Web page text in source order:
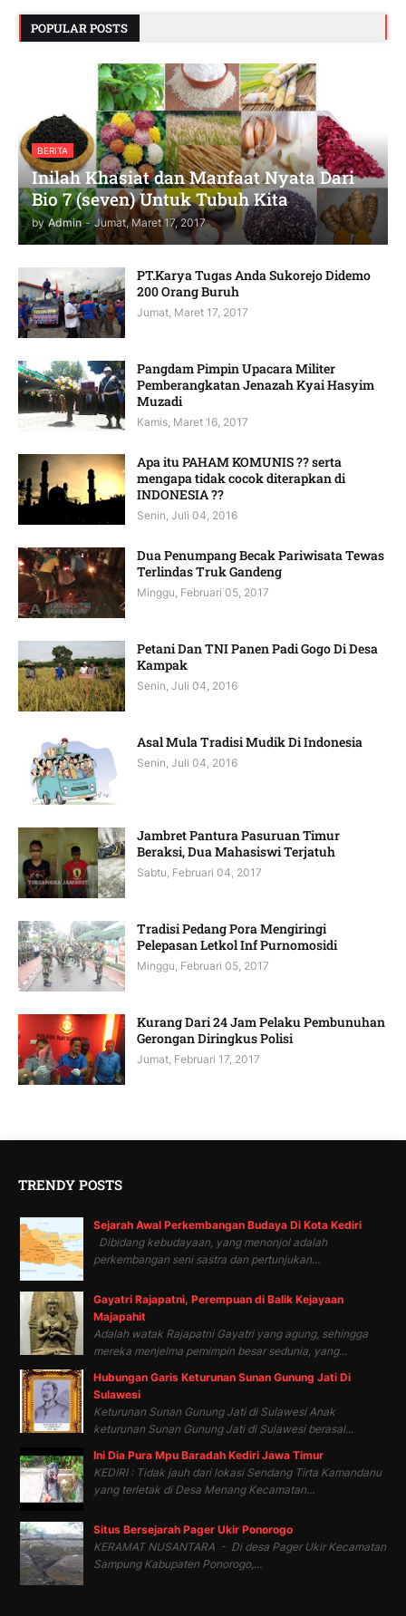
POPULAR POSTS
BERITA
Inilah Khasiat dan Manfaat Nyata Dari
Bio 7 (seven) Untuk Tubuh Kita
by Admin - Jumat, Maret 17, 2017
PT.Karya Tugas Anda Sukorejo Didemo
200 Orang Buruh
Jumat, Maret 17, 2017
Pangdam Pimpin Upacara Militer
Pemberangkatan Jenazah Kyai Hasyim
Muzadi
Kamis, Maret 16, 2017
Apa itu PAHAM KOMUNIS ?? serta
mengapa tidak cocok diterapkan di
INDONESIA ??
Senin, Juli 04, 2016
Dua Penumpang Becak Pariwisata Tewas
Terlindas Truk Gandeng
Minggu, Februari 05, 2017
Petani Dan TNI Panen Padi Gogo Di Desa
Kampak
Senin, Juli 04, 2016
Asal Mula Tradisi Mudik Di Indonesia
Senin, Juli 04, 2016
Jambret Pantura Pasuruan Timur
Beraksi, Dua Mahasiswi Terjatuh
Sabtu, Februari 04, 2017
Tradisi Pedang Pora Mengiringi
Pelepasan Letkol Inf Purnomosidi
Minggu, Februari 05, 2017
Kurang Dari 24 Jam Pelaku Pembunuhan
Gerongan Diringkus Polisi
Jumat, Februari 17, 2017
TRENDY POSTS
Sejarah Awal Perkembangan Budaya Di Kota Kediri
Dibidang kebudayaan, yang menonjol adalah
perkembangan seni sastra dan pertunjukan...
Gayatri Rajapatni, Perempuan di Balik Kejayaan
Majapahit
Adalah watak Rajapatni Gayatri yang agung, sehingga
mereka menjelma pemimpin besar sedunia, yang...
Hubungan Garis Keturunan Sunan Gunung Jati Di
Sulawesi
Keturunan Sunan Gunung Jati di Sulawesi Anak
keturunan Sunan Gunung Jati di Sulawesi berasal...
Ini Dia Pura Mpu Baradah Kediri Jawa Timur
KEDIRI : Tidak jauh dari lokasi Sendang Tirta Kamandanu
yang terletak di Desa Menang Kecamatan...
Situs Bersejarah Pager Ukir Ponorogo
KERAMAT NUSANTARA - Di desa Pager Ukir Kecamatan
Sampung Kabupaten Ponorogo,...